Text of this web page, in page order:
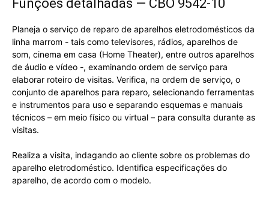
Funções detalhadas — CBO 9542-10
Planeja o serviço de reparo de aparelhos eletrodomésticos da
linha marrom - tais como televisores, rádios, aparelhos de
som, cinema em casa (Home Theater), entre outros aparelhos
de áudio e vídeo -, examinando ordem de serviço para
elaborar roteiro de visitas. Verifica, na ordem de serviço, o
conjunto de aparelhos para reparo, selecionando ferramentas
e instrumentos para uso e separando esquemas e manuais
técnicos – em meio físico ou virtual – para consulta durante as
visitas.
Realiza a visita, indagando ao cliente sobre os problemas do
aparelho eletrodoméstico. Identifica especificações do
aparelho, de acordo com o modelo.